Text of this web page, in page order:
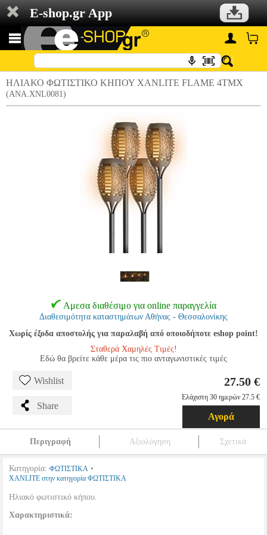
E-shop.gr App
ΗΛΙΑΚΟ ΦΩΤΙΣΤΙΚΟ ΚΗΠΟΥ XANLITE FLAME 4ΤΜΧ
(ANA.XNL0081)
Αμεσα διαθέσιμο για online παραγγελία
Διαθεσιμότητα καταστημάτων Αθήνας - Θεσσαλονίκης
Χωρίς έξοδα αποστολής για παραλαβή από οποιοδήποτε eshop point!
Σταθερά Χαμηλές Τιμές!
Εδώ θα βρείτε κάθε μέρα τις πιο ανταγωνιστικές τιμές
Wishlist
Share
27.50 €
Ελάχιστη 30 ημερών 27.5 €
Αγορά
Περιγραφή Αξιολόγηση Σχετικά
Κατηγορία: ΦΩΤΙΣΤΙΚΑ •
XANLITE στην κατηγορία ΦΩΤΙΣΤΙΚΑ
Ηλιακό φωτιστικό κήπου.
Χαρακτηριστικά: